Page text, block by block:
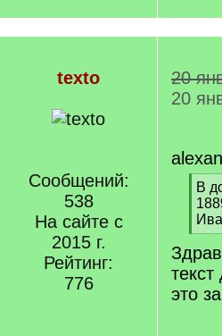
texto
Сообщений:
538
На сайте с
2015 г.
Рейтинг:
776
20
20
[
q
]
В
[
/
q
]
это